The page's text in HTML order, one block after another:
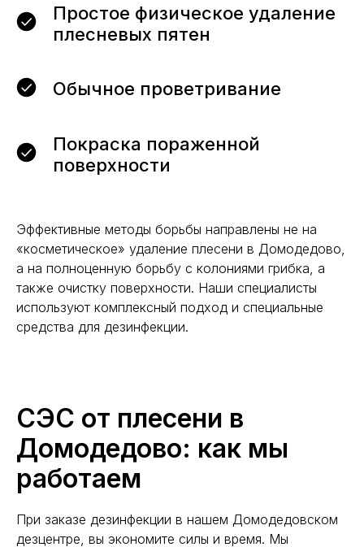
Простое физическое удаление
плесневых пятен
Обычное проветривание
Покраска пораженной
поверхности
Эффективные методы борьбы направлены не на
«косметическое» удаление плесени в Домодедово,
а на полноценную борьбу с колониями грибка, а
также очистку поверхности. Наши специалисты
используют комплексный подход и специальные
средства для дезинфекции.
СЭС от плесени в
Домодедово: как мы
работаем
При заказе дезинфекции в нашем Домодедовском
дезцентре, вы экономите силы и время. Мы